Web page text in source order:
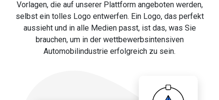
Vorlagen, die auf unserer Plattform angeboten werden,
selbst ein tolles Logo entwerfen. Ein Logo, das perfekt
aussieht und in alle Medien passt, ist das, was Sie
brauchen, um in der wettbewerbsintensiven
Automobilindustrie erfolgreich zu sein.